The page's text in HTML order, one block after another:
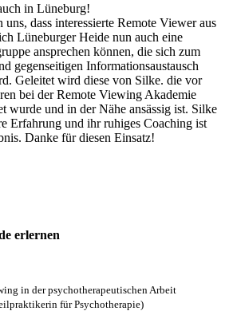
in Lüneburg!
uns, dass interessierte Remote Viewer aus
Lüneburger Heide nun auch eine
ansprechen können, die sich zum
gegenseitigen Informationsaustausch
Geleitet wird diese von Silke. die vor
bei der Remote Viewing Akademie
wurde und in der Nähe ansässig ist. Silke
Erfahrung und ihr ruhiges Coaching ist
Danke für diesen Einsatz!
erlernen
in der psychotherapeutischen Arbeit
für Psychotherapie)